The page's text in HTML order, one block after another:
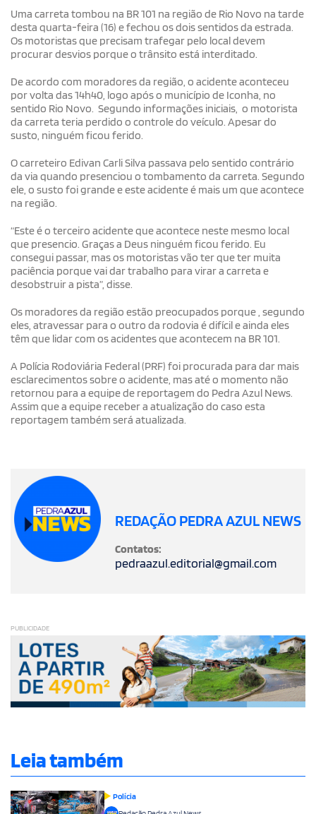
Uma carreta tombou na BR 101 na região de Rio Novo na tarde
desta quarta-feira (16) e fechou os dois sentidos da estrada.
Os motoristas que precisam trafegar pelo local devem
procurar desvios porque o trânsito está interditado.
De acordo com moradores da região, o acidente aconteceu
por volta das 14h40, logo após o município de Iconha, no
sentido Rio Novo. Segundo informações iniciais, o motorista
da carreta teria perdido o controle do veículo. Apesar do
susto, ninguém ficou ferido.
O carreteiro Edivan Carli Silva passava pelo sentido contrário
da via quando presenciou o tombamento da carreta. Segundo
ele, o susto foi grande e este acidente é mais um que acontece
na região.
“Este é o terceiro acidente que acontece neste mesmo local
que presencio. Graças a Deus ninguém ficou ferido. Eu
consegui passar, mas os motoristas vão ter que ter muita
paciência porque vai dar trabalho para virar a carreta e
desobstruir a pista”, disse.
Os moradores da região estão preocupados porque , segundo
eles, atravessar para o outro da rodovia é difícil e ainda eles
têm que lidar com os acidentes que acontecem na BR 101.
A Polícia Rodoviária Federal (PRF) foi procurada para dar mais
esclarecimentos sobre o acidente, mas até o momento não
retornou para a equipe de reportagem do Pedra Azul News.
Assim que a equipe receber a atualização do caso esta
reportagem também será atualizada.
REDAÇÃO PEDRA AZUL NEWS
Contatos:
pedraazul.editorial@gmail.com
PUBLICIDADE
Leia também
Polícia